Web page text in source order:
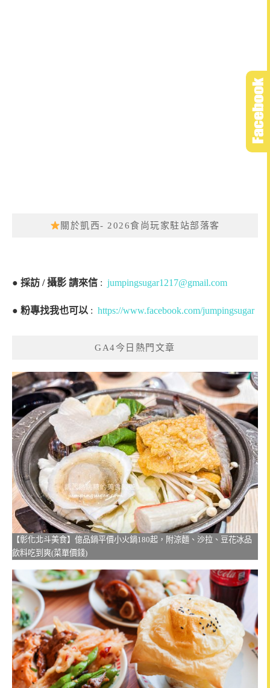
關於凱西- 2026食尚玩家駐站部落客
● 採訪 / 攝影 請來信 : jumpingsugar1217@gmail.com
● 粉專找我也可以 : https://www.facebook.com/jumpingsugar
GA4今日熱門文章
【彰化北斗美食】億品鍋平價小火鍋180起，附涼麵、沙拉、豆花冰品
飲料吃到爽(菜單價錢)